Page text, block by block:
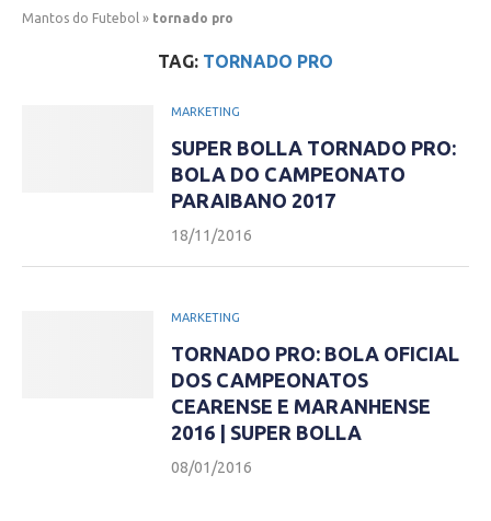
Mantos do Futebol » tornado pro
TAG: TORNADO PRO
MARKETING
SUPER BOLLA TORNADO PRO:
BOLA DO CAMPEONATO
PARAIBANO 2017
18/11/2016
MARKETING
TORNADO PRO: BOLA OFICIAL
DOS CAMPEONATOS
CEARENSE E MARANHENSE
2016 | SUPER BOLLA
08/01/2016